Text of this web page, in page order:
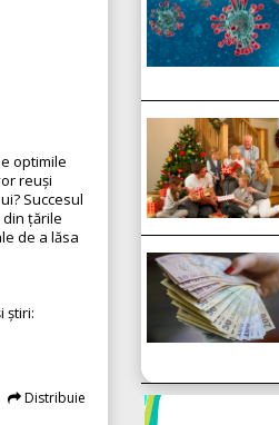
optimile
reuși
Succesul
țările
de a lăsa
știri:
Distribuie